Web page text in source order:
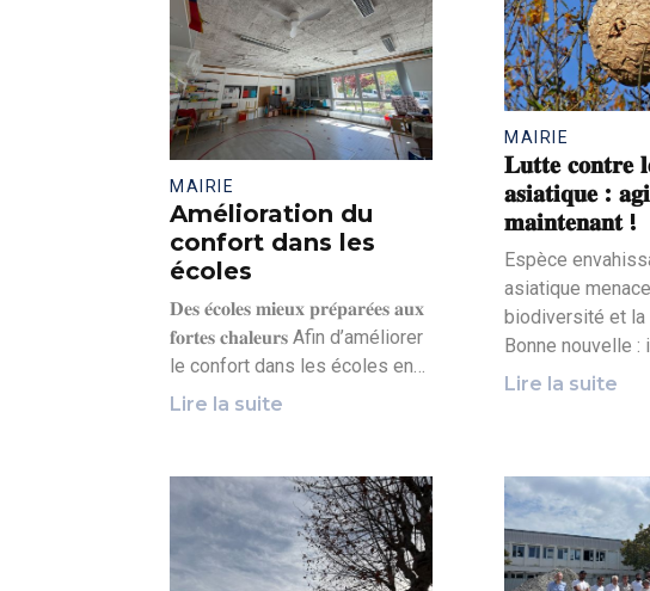
MAIRIE
Amélioration du
confort dans les
écoles
𝐃𝐞𝐬 𝐞́𝐜𝐨𝐥𝐞𝐬 𝐦𝐢𝐞𝐮𝐱 𝐩𝐫𝐞́𝐩𝐚𝐫𝐞́𝐞𝐬 𝐚𝐮𝐱
𝐟𝐨𝐫𝐭𝐞𝐬 𝐜𝐡𝐚𝐥𝐞𝐮𝐫𝐬 Afin d’améliorer
le confort dans les écoles en…
Lire la suite
MAIRIE
𝐋𝐮𝐭𝐭𝐞 𝐜𝐨𝐧𝐭𝐫𝐞
𝐚𝐬𝐢𝐚𝐭𝐢𝐪𝐮𝐞 :
𝐦𝐚𝐢𝐧𝐭𝐞𝐧𝐚𝐧𝐭 !
Espèce
asiatique
biodiversité et la
Bonne nouvelle :
Lire la suite